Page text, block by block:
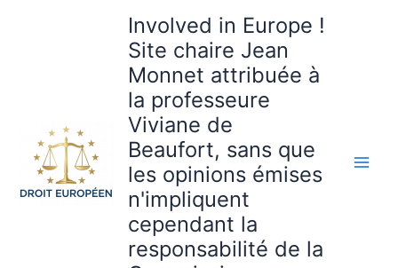
Involved in Europe !
Site chaire Jean
Monnet attribuée à
la professeure
Viviane de
Beaufort, sans que
les opinions émises
n'impliquent
cependant la
responsabilité de la